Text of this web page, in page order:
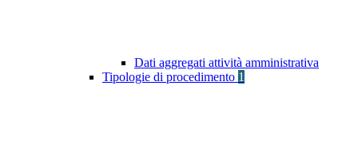
Dati aggregati attività amministrativa
Tipologie di procedimento 1